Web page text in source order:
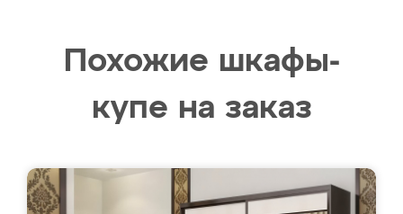
Похожие шкафы-
купе на заказ